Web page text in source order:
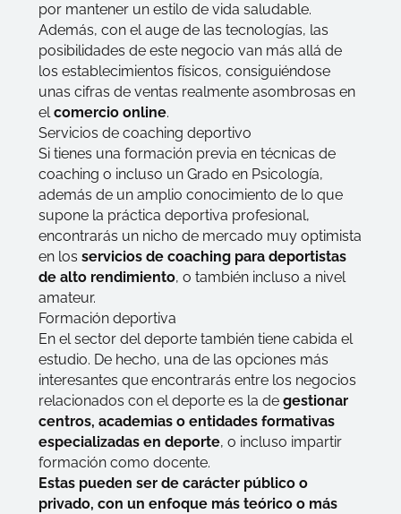
por mantener un estilo de vida saludable.
Además, con el auge de las tecnologías, las
posibilidades de este negocio van más allá de
los establecimientos físicos, consiguiéndose
unas cifras de ventas realmente asombrosas en
elcomercio online.
Servicios de coaching deportivo
Si tienes una formación previa en técnicas de
coaching o incluso un Grado en Psicología,
además de un amplio conocimiento de lo que
supone la práctica deportiva profesional,
encontrarás un nicho de mercado muy optimista
en losservicios de coaching para deportistas
de alto rendimiento, o también incluso a nivel
amateur.
Formación deportiva
En el sector del deporte también tiene cabida el
estudio. De hecho, una de las opciones más
interesantes que encontrarás entre los negocios
relacionados con el deporte es la degestionar
centros, academias o entidades formativas
especializadas en deporte, o incluso impartir
formación como docente.
Estas pueden ser de carácter público o
privado, con un enfoque más teórico o más